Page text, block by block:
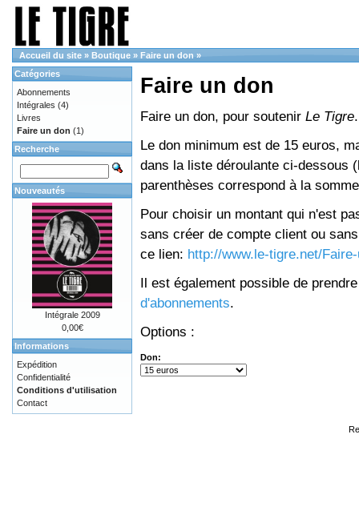
Accueil du site » Boutique » Faire un don »
Faire un don
Faire un don, pour soutenir Le Tigre.
Le don minimum est de 15 euros,
dans la liste déroulante ci-dessous
parenthèses correspond à la
Pour choisir un montant qui n'est
sans créer de compte client ou
ce lien: http://www.le-tigre.net/
Il est également possible de
d'abonnements.
Options :
Don:
Catégories
Abonnements
Intégrales (4)
Livres
Faire un don (1)
Recherche
Nouveautés
Intégrale 2009
0,00€
Informations
Expédition
Confidentialité
Conditions d'utilisation
Contact